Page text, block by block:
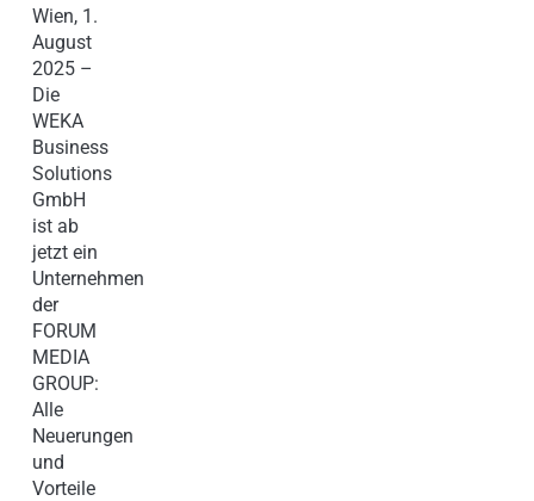
Wien, 1.
August
2025 –
Die
WEKA
Business
Solutions
GmbH
ist ab
jetzt ein
Unternehmen
der
FORUM
MEDIA
GROUP:
Alle
Neuerungen
und
Vorteile